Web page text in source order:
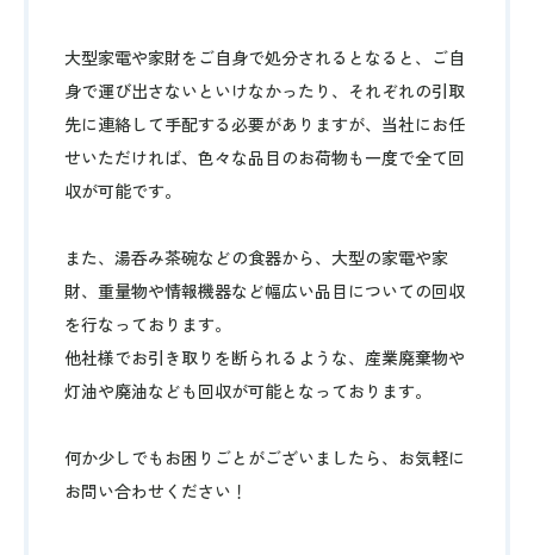
大型家電や家財をご自身で処分されるとなると、ご自
身で運び出さないといけなかったり、それぞれの引取
先に連絡して手配する必要がありますが、当社にお任
せいただければ、色々な品目のお荷物も一度で全て回
収が可能です。
また、湯呑み茶碗などの食器から、大型の家電や家
財、重量物や情報機器など幅広い品目についての回収
を行なっております。
他社様でお引き取りを断られるような、産業廃棄物や
灯油や廃油なども回収が可能となっております。
何か少しでもお困りごとがございましたら、お気軽に
お問い合わせください！